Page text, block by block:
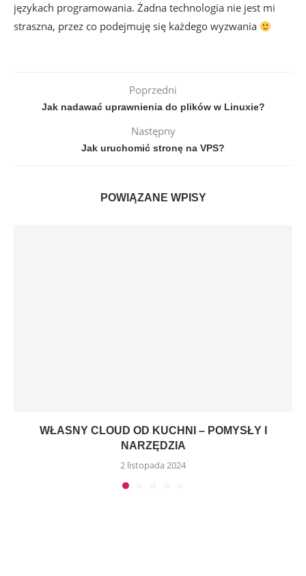
językach programowania. Żadna technologia nie jest mi
straszna, przez co podejmuję się każdego wyzwania
Poprzedni
Jak nadawać uprawnienia do plików w Linuxie?
Następny
Jak uruchomić stronę na VPS?
POWIĄZANE WPISY
WŁASNY CLOUD OD KUCHNI – POMYSŁY I
NARZĘDZIA
2 listopada 2024